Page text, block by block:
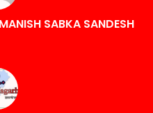
SABKA SANDESH